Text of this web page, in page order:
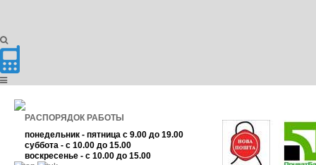
РАСПОРЯДОК РАБОТЫ
понедельник - пятница с 9.00 до 19.00
суббота - с 10.00 до 15.00
воскресенье - с 10.00 до 15.00